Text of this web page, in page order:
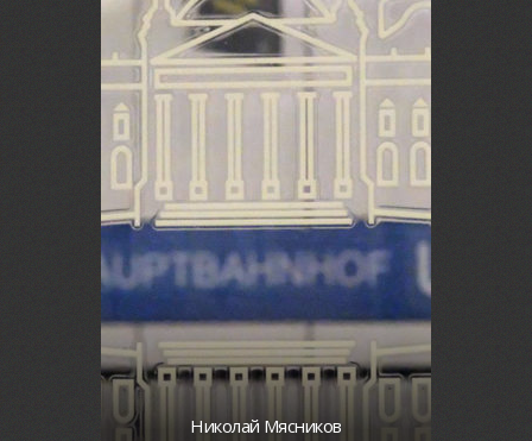
Николай Мясников